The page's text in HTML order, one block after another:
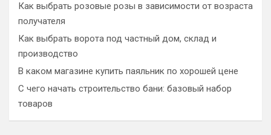
Как выбрать розовые розы в зависимости от возраста
получателя
Как выбрать ворота под частный дом, склад и
производство
В каком магазине купить паяльник по хорошей цене
С чего начать строительство бани: базовый набор
товаров